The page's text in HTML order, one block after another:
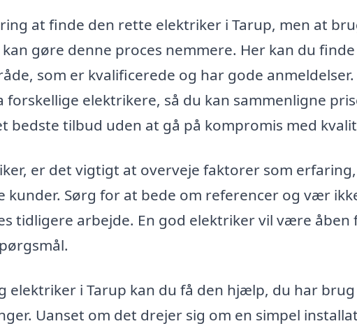
at finde den rette elektriker i Tarup, men at
gøre denne proces nemmere. Her kan du
som er kvalificerede og har gode anmeldelser.
elektrikere, så du kan sammenligne
bedste tilbud uden at gå på kompromis med
er det vigtigt at overveje faktorer som erfaring,
kunder. Sørg for at bede om referencer og vær
tidligere arbejde. En god elektriker vil være åben
elektriker i Tarup kan du få den hjælp, du har
Uanset om det drejer sig om en simpel